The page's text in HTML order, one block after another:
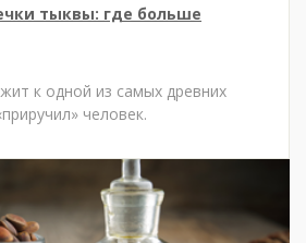
тыквы: где больше
к одной из самых древних
человек.